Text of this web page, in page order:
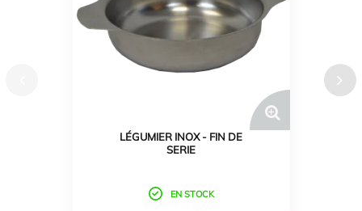
LÉGUMIER INOX - FIN DE
SERIE
EN STOCK